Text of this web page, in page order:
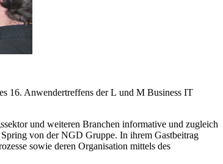
16. Anwendertreffens der L und M Business IT
und weiteren Branchen informative und zugleich
von der NGD Gruppe. In ihrem Gastbeitrag
sowie deren Organisation mittels des